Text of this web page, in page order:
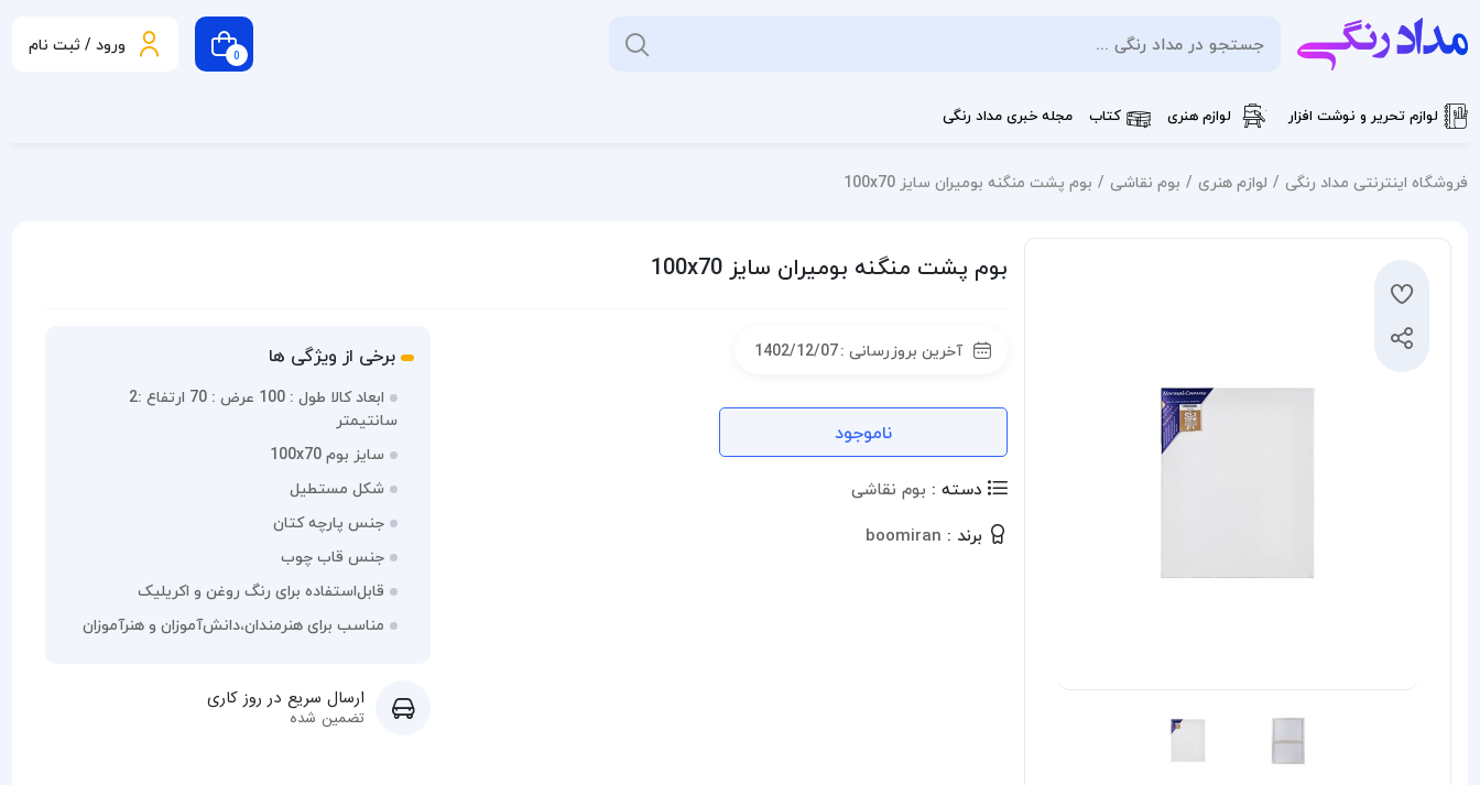
0 ورود / ثبت نام
لوازم تحریر و نوشت افزار لوازم هنری کتاب مجله خبری مداد رنگی
فروشگاه اینترنتی مداد رنگی لوازم هنری بوم نقاشی بوم پشت منگنه بوميران سايز 100x70
بوم پشت منگنه بوميران سايز 100x70
آخرین بروزرسانی :1402/12/07
ناموجود
دسته : بوم نقاشی
برند : boomiran
برخی از ویژگی ها
ابعاد کالا طول : 100 عرض : 70 ارتفاع :2
سانتیمتر
سایز بوم 100x70
شکل مستطیل
جنس پارچه کتان
جنس قاب چوب
قابل‌استفاده برای رنگ‌ روغن و اکریلیک
مناسب برای هنرمندان،دانش‌آموزان و هنرآموزان
ارسال سریع در روز کاری
تضمین شده